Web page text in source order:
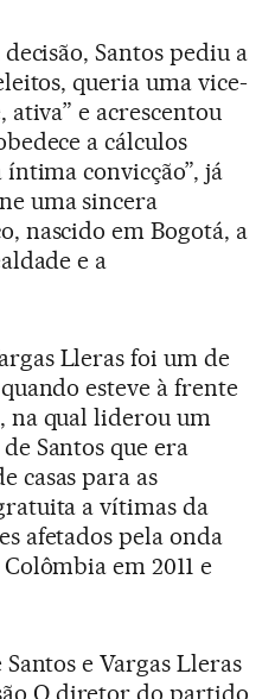
Santos pediu a
queria uma vice-
e acrescentou
a cálculos
convicção”, já
uma sincera
nascido em Bogotá, a
e a
Lleras foi um de
esteve à frente
na qual liderou um
Santos que era
casas para as
a vítimas da
afetados pela onda
em 2011 e
e Vargas Lleras
O diretor do partido